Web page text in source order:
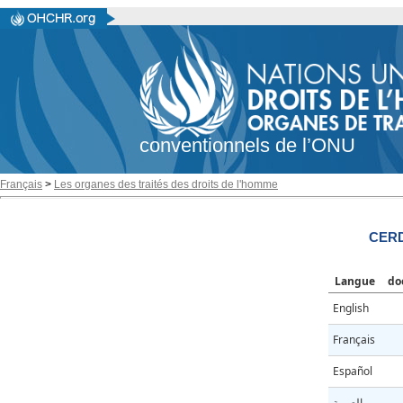
conventionnels de l’ONU
Français > Les organes des traités des droits de l'homme
Langue
English
Français
Español